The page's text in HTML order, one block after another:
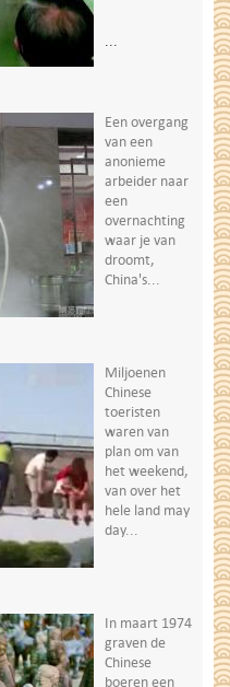
...
Een overgang
van een
anonieme
arbeider naar
een
overnachting
waar je van
droomt,
China's...
Miljoenen
Chinese
toeristen
waren van
plan om van
het weekend,
van over het
hele land may
day...
In maart 1974
graven de
Chinese
boeren een